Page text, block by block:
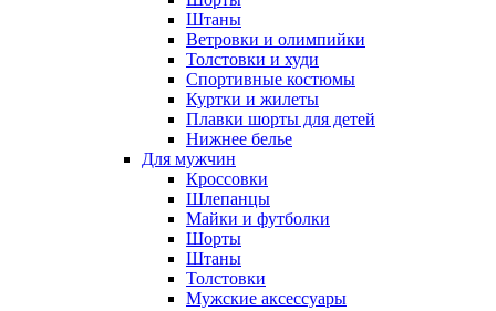
Штаны
Ветровки и олимпийки
Толстовки и худи
Спортивные костюмы
Куртки и жилеты
Плавки шорты для детей
Нижнее белье
Для мужчин
Кроссовки
Шлепанцы
Майки и футболки
Шорты
Штаны
Толстовки
Мужские аксессуары